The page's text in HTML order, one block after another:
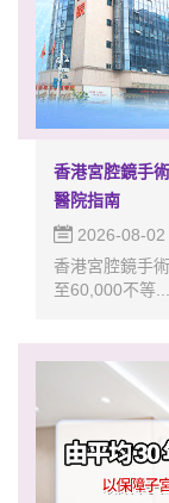
香港宮腔鏡手
醫院指南
2026-08-02
香港宮腔鏡手
至60,000不等